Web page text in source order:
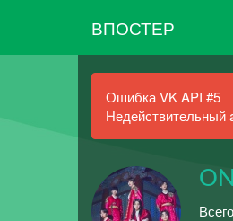
ВПОСТЕР
Ошибка VK API #5
Недействительный